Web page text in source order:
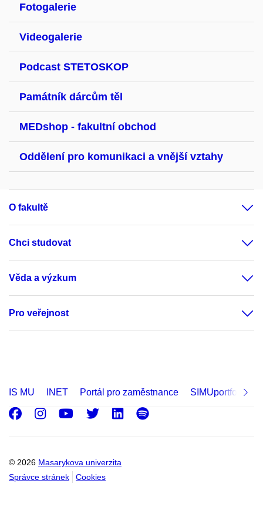
Fotogalerie
Videogalerie
Podcast STETOSKOP
Památník dárcům těl
MEDshop - fakultní obchod
Oddělení pro komunikaci a vnější vztahy
O fakultě
Chci studovat
Věda a výzkum
Pro veřejnost
IS MU INET Portál pro zaměstnance SIMUportfolio
© 2026 Masarykova univerzita
Správce stránek
Cookies
Facebook
Instagram
Youtube
Twitter
LinkedIn
Spotify